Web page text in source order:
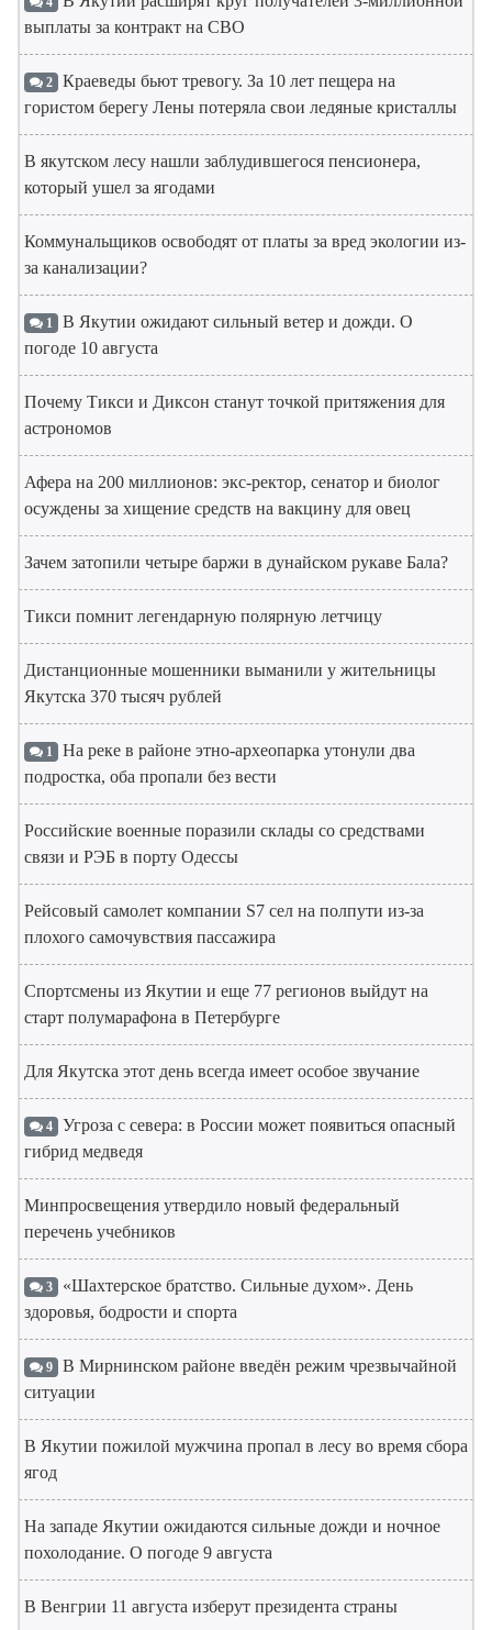
выплаты за контракт на СВО
2 Краеведы бьют тревогу. За 10 лет пещера на
гористом берегу Лены потеряла свои ледяные кристаллы
В якутском лесу нашли заблудившегося пенсионера,
который ушел за ягодами
Коммунальщиков освободят от платы за вред экологии из-
за канализации?
1 В Якутии ожидают сильный ветер и дожди. О
погоде 10 августа
Почему Тикси и Диксон станут точкой притяжения для
астрономов
Афера на 200 миллионов: экс-ректор, сенатор и биолог
осуждены за хищение средств на вакцину для овец
Зачем затопили четыре баржи в дунайском рукаве Бала?
Тикси помнит легендарную полярную летчицу
Дистанционные мошенники выманили у жительницы
Якутска 370 тысяч рублей
1 На реке в районе этно-археопарка утонули два
подростка, оба пропали без вести
Российские военные поразили склады со средствами
связи и РЭБ в порту Одессы
Рейсовый самолет компании S7 сел на полпути из-за
плохого самочувствия пассажира
Спортсмены из Якутии и еще 77 регионов выйдут на
старт полумарафона в Петербурге
Для Якутска этот день всегда имеет особое звучание
4 Угроза с севера: в России может появиться опасный
гибрид медведя
Минпросвещения утвердило новый федеральный
перечень учебников
3 «Шахтерское братство. Сильные духом». День
здоровья, бодрости и спорта
9 В Мирнинском районе введён режим чрезвычайной
ситуации
В Якутии пожилой мужчина пропал в лесу во время сбора
ягод
На западе Якутии ожидаются сильные дожди и ночное
похолодание. О погоде 9 августа
В Венгрии 11 августа изберут президента страны